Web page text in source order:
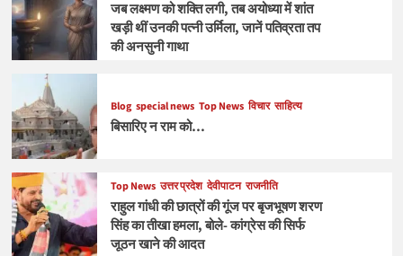
जब लक्ष्मण को शक्ति लगी, तब अयोध्या में शांत
खड़ी थीं उनकी पत्नी उर्मिला, जानें पतिव्रता तप
की अनसुनी गाथा
Blog special news Top News विचार साहित्य
बिसारिए न राम को…
Top News उत्तर प्रदेश देवीपाटन राजनीति
राहुल गांधी की छात्रों की गूंज पर बृजभूषण शरण
सिंह का तीखा हमला, बोले- कांग्रेस की सिर्फ
जूठन खाने की आदत